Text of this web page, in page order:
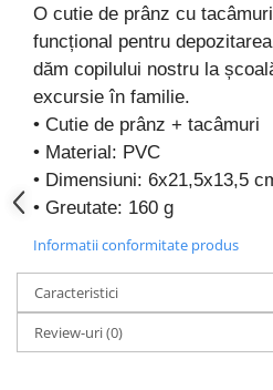
O cutie de prânz cu
funcțional pentru
dăm copilului nostru la
excursie în familie.
• Cutie de prânz + tacâmuri
• Material: PVC
• Dimensiuni: 6x21,5x13,5
• Greutate: 160 g
Informatii conformitate produs
Caracteristici
Review-uri(0)